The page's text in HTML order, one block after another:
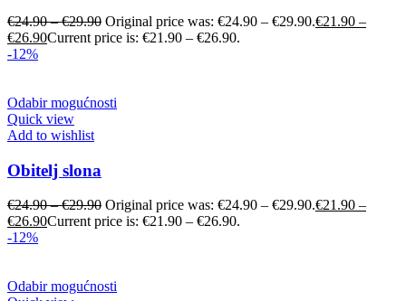
€24.90–€29.90 Original price was: €24.90 – €29.90.€21.90 –
€26.90Current price is: €21.90 – €26.90.
-12%
Odabir mogućnosti
Quick view
Add to wishlist
Obitelj slona
€24.90–€29.90 Original price was: €24.90 – €29.90.€21.90 –
€26.90Current price is: €21.90 – €26.90.
-12%
Odabir mogućnosti